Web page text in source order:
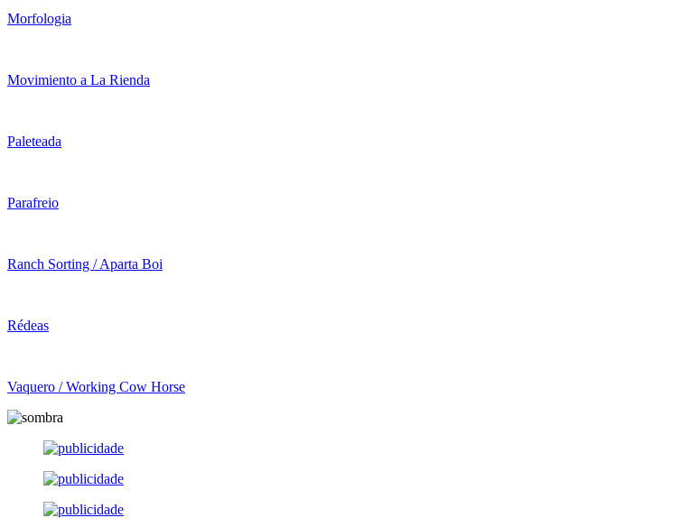
Morfologia
Movimiento a La Rienda
Paleteada
Parafreio
Ranch Sorting / Aparta Boi
Rédeas
Vaquero / Working Cow Horse